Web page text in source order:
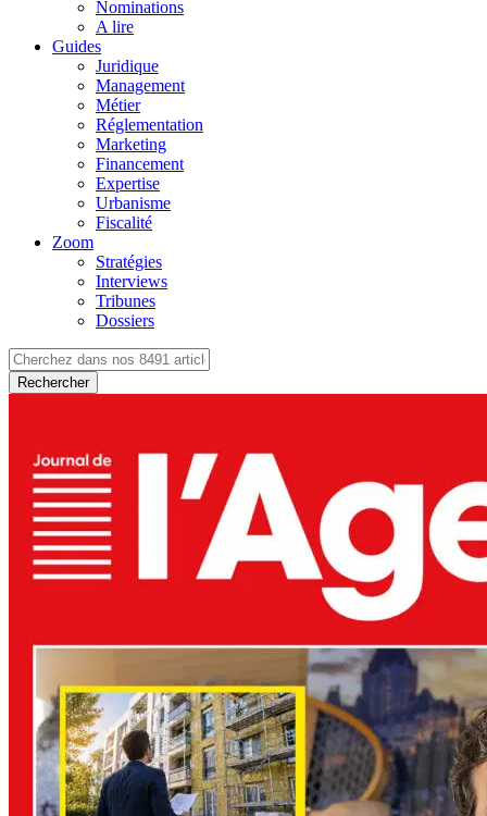
Nominations
A lire
Guides
Juridique
Management
Métier
Réglementation
Marketing
Financement
Expertise
Urbanisme
Fiscalité
Zoom
Stratégies
Interviews
Tribunes
Dossiers
Rechercher